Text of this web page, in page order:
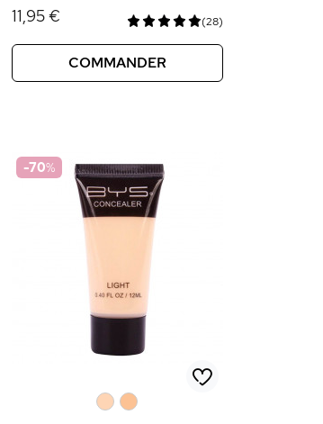
11,95 € (28)
COMMANDER
-70%